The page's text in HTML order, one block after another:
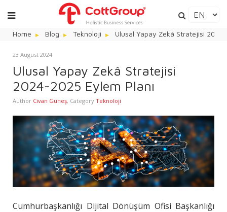
Home Blog Teknoloji Ulusal Yapay Zekâ Stratejisi
23 August 2024
Ulusal Yapay Zekâ Stratejisi
2024-2025 Eylem Planı
Author Civan Güneş, Category Teknoloji
Cumhurbaşkanlığı Dijital Dönüşüm Ofisi Başkanlığı